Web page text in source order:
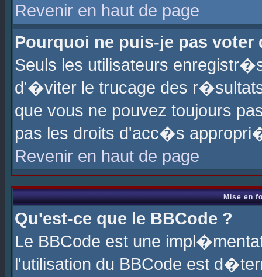
Revenir en haut de page
Pourquoi ne puis-je pas voter
Seuls les utilisateurs
d'�viter le trucage des
que vous ne pouvez toujours
pas les droits d'acc�s
Revenir en haut de page
Mise en
Qu'est-ce que le BBCode ?
Le BBCode est une
l'utilisation du BBCode est